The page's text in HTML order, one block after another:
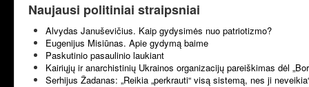
Naujausi politiniai straipsniai
Alvydas Januševičius. Kaip gydysimės nuo patriotizmo?
Eugenijus Misiūnas. Apie gydymą baime
Paskutinio pasaulinio laukiant
Kairiųjų ir anarchistinių Ukrainos organizacijų pareiškimas dėl
Serhijus Žadanas: „Reikia „perkrauti“ visą sistemą, nes ji